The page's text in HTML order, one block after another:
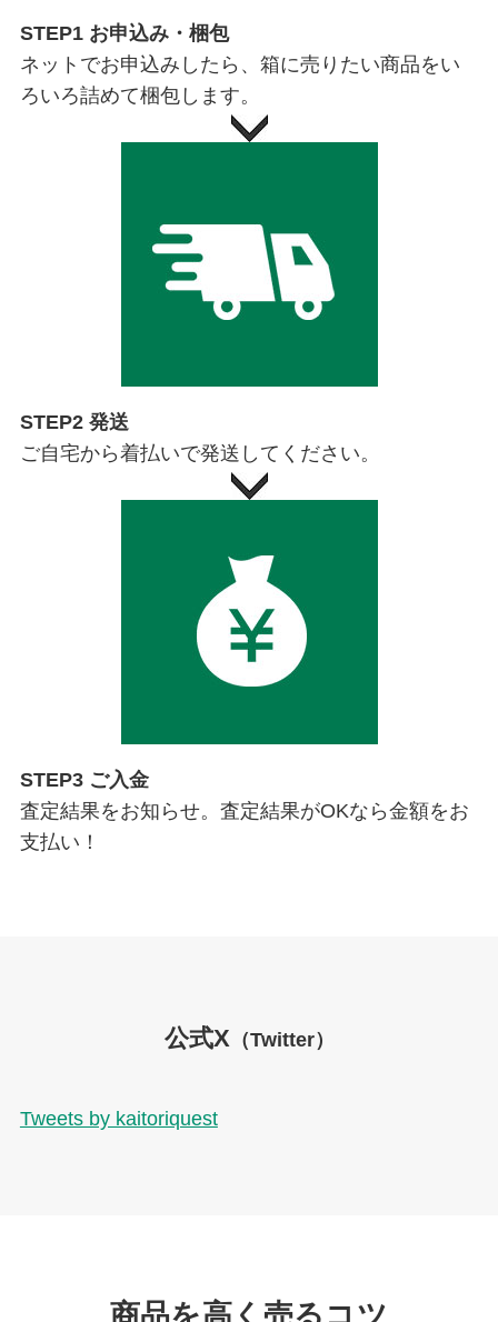
STEP1 お申込み・梱包
ネットでお申込みしたら、箱に売りたい商品をい
ろいろ詰めて梱包します。
STEP2 発送
ご自宅から着払いで発送してください。
STEP3 ご入金
査定結果をお知らせ。査定結果がOKなら金額をお
支払い！
公式X （Twitter）
Tweets by kaitoriquest